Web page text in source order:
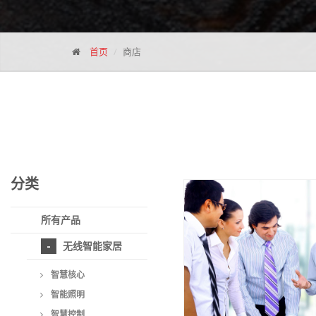
首页 商店
分类
所有产品
无线智能家居
智慧核心
智能照明